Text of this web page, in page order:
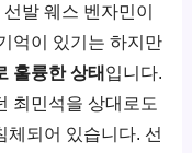
발 웨스 벤자민이
억이 있기는 하지만
훌륭한 상태입니다.
최민석을 상대로도
체되어 있습니다. 선